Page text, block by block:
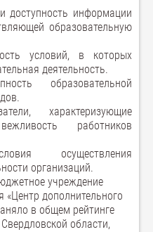
доступность информации
образовательную
условий, в которых
деятельность.
образовательной
характеризующие
работников
осуществления
организаций.
учреждение
«Центр дополнительного
в общем рейтинге
области,